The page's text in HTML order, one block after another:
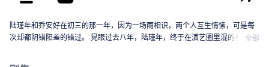
陆瑾年和乔安好在初三的那一年，因为一场雨相识，两个人互生情愫，可是每
次却都阴错阳差的错过。 晃眼过去八年，陆瑾年，终于在演艺圈里混的有了起
全部